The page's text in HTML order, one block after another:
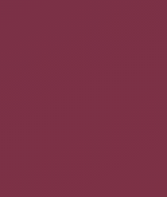
sur l'icône
administrateur. Dans la
la connexion
applications qui se